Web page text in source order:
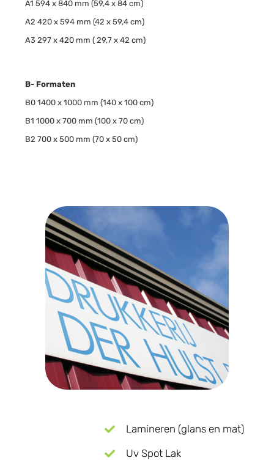
A1 594 x 840 mm (59,4 x 84 cm)
A2 420 x 594 mm (42 x 59,4 cm)
A3 297 x 420 mm ( 29,7 x 42 cm)
B- Formaten
B0 1400 x 1000 mm (140 x 100 cm)
B1 1000 x 700 mm (100 x 70 cm)
B2 700 x 500 mm (70 x 50 cm)
Lamineren (glans en mat)
Uv Spot Lak